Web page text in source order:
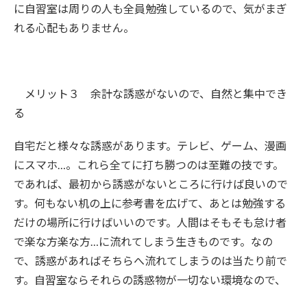
に自習室は周りの人も全員勉強しているので、気がまぎ
れる心配もありません。
メリット３ 余計な誘惑がないので、自然と集中でき
る
自宅だと様々な誘惑があります。テレビ、ゲーム、漫画
にスマホ…。これら全てに打ち勝つのは至難の技です。
であれば、最初から誘惑がないところに行けば良いので
す。何もない机の上に参考書を広げて、あとは勉強する
だけの場所に行けばいいのです。人間はそもそも怠け者
で楽な方楽な方…に流れてしまう生きものです。なの
で、誘惑があればそちらへ流れてしまうのは当たり前で
す。自習室ならそれらの誘惑物が一切ない環境なので、